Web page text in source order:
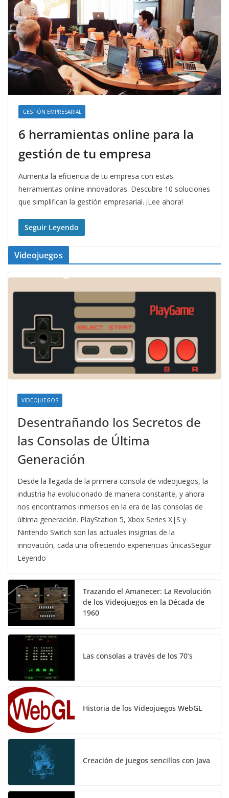
GESTIÓN EMPRESARIAL
6 herramientas online para la
gestión de tu empresa
Aumenta la eficiencia de tu empresa con estas
herramientas online innovadoras. Descubre 10 soluciones
que simplifican la gestión empresarial. ¡Lee ahora!
Seguir Leyendo
Videojuegos
VIDEOJUEGOS
Desentrañando los Secretos de
las Consolas de Última
Generación
Desde la llegada de la primera consola de videojuegos, la
industria ha evolucionado de manera constante, y ahora
nos encontramos inmersos en la era de las consolas de
última generación. PlayStation 5, Xbox Series X|S y
Nintendo Switch son las actuales insignias de la
innovación, cada una ofreciendo experiencias únicasSeguir
Leyendo
Trazando el Amanecer: La Revolución
de los Videojuegos en la Década de
1960
Las consolas a través de los 70’s
Historia de los Videojuegos WebGL
Creación de juegos sencillos con Java